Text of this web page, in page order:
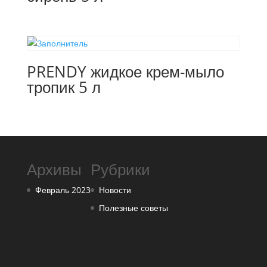
PRENDY жидкое крем-мыло
тропик 5 л
Архивы
Февраль 2023
Рубрики
Новости
Полезные советы